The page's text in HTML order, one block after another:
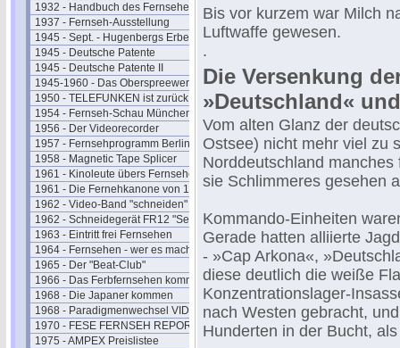
1932 - Handbuch des Fernsehens
1937 - Fernseh-Ausstellung
1945 - Sept. - Hugenbergs Erbe
1945 - Deutsche Patente
1945 - Deutsche Patente II
1945-1960 - Das Oberspreewerk
1950 - TELEFUNKEN ist zurück
1954 - Fernseh-Schau München
1956 - Der Videorecorder
1957 - Fernsehprogramm Berlin
1958 - Magnetic Tape Splicer
1961 - Kinoleute übers Fernsehen
1961 - Die Fernehkanone von 1936
1962 - Video-Band "schneiden"
1962 - Schneidegerät FR12 "Senior"
1963 - Eintritt frei Fernsehen
1964 - Fernsehen - wer es macht
1965 - Der "Beat-Club"
1966 - Das Ferbfernsehen kommt
1968 - Die Japaner kommen
1968 - Paradigmenwechsel VIDEO
1970 - FESE FERNSEH REPORT
1975 - AMPEX Preislistee
Bis vor kurzem war Milch
Luftwaffe gewesen.
.
Die Versenkung
»Deutschland«
Vom alten Glanz der
Ostsee) nicht mehr viel zu
Norddeutschland
sie Schlimmeres gesehen
Kommando-Einheiten
Gerade hatten alliierte
- »Cap Arkona«,
diese deutlich die weiße
Konzentrationslager-
nach Westen gebracht,
Hunderten in der Bucht,